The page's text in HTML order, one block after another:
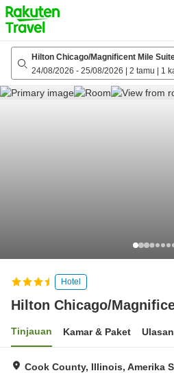
to
top
page
Hilton Chicago/Magnificent Mile
24/08/2026 - 25/08/2026 2 tamu 1
Hotel
Hilton Chicago/
Tinjauan Kamar & Paket Ulasan
Cook County, Illinois, Amerika